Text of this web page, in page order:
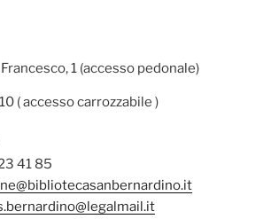
1 (accesso pedonale)
( accesso carrozzabile )
41 85